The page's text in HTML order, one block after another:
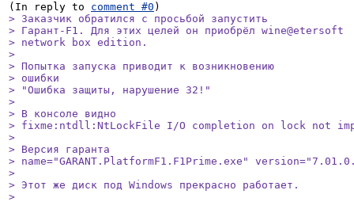
(In reply to comment #0
> Заказчик обратился с просьбой запустить
> Гарант-F1. Для этих целей он приобрёл wine@etersoft
> network box edition.
>
> Попытка запуска приводит к возникновению
> ошибки
> "Ошибка защиты, нарушение 32!"
>
> В консоле видно
> fixme:ntdll:NtLockFile I/O completion on lock not
>
> Версия гаранта
> name="GARANT.PlatformF1.F1Prime.exe"
>
> Этот же диск под Windows прекрасно работает.
>